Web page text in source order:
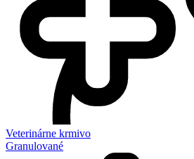
Veterinárne krmivo
Granulované